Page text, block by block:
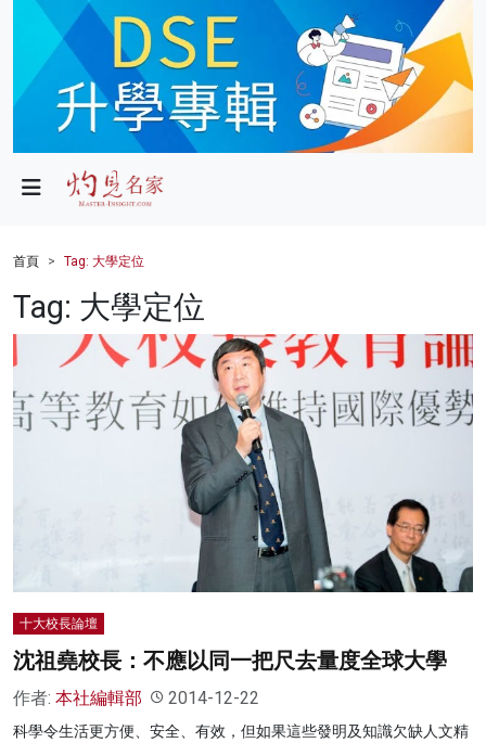
政局
財經
健康
科技
首頁 Tag: 大學定位
Tag: 大學定位
十大校長論壇
沈祖堯校長：不應以同一把尺去量度全球大學
作者: 本社編輯部 2014-12-22
科學令生活更方便、安全、有效，但如果這些發明及知識欠缺人文精